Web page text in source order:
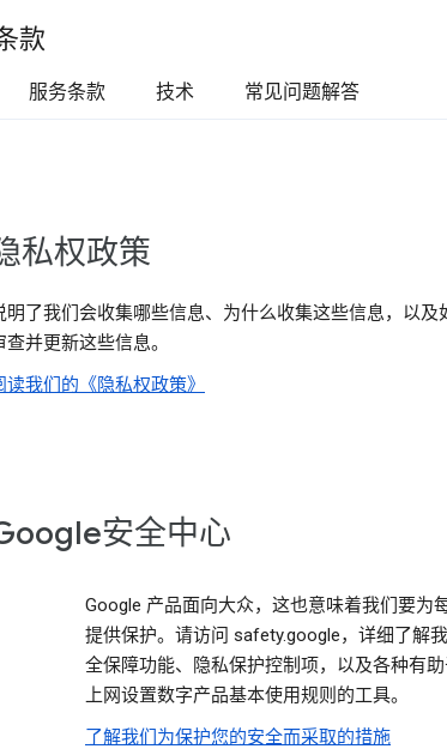
款
服务条款 技术 常见问题解答
私权政策
明了我们会收集哪些信息、为什么收集这些信息，以及
查并更新这些信息。
读我们的《隐私权政策》
安全中心
Google 产品面向大众，这也意味着我们要为
提供保护。请访问 safety.google，详细了解
全保障功能、隐私保护控制项，以及各种有
上网设置数字产品基本使用规则的工具。
了解我们为保护您的安全而采取的措施